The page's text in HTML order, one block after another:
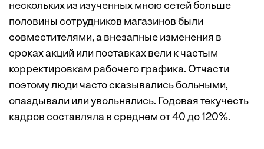
нескольких из изученных мною сетей больше
половины сотрудников магазинов были
совместителями, а внезапные изменения в
сроках акций или поставках вели к частым
корректировкам рабочего графика. Отчасти
поэтому люди часто сказывались больными,
опаздывали или увольнялись. Годовая текучесть
кадров составляла в среднем от 40 до 120%.